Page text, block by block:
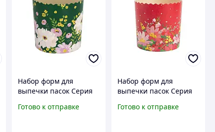
Набор форм для
выпечки пасок Серия
(5шт/уп) ТМ УКРАСА
Готово к отправке
Набор форм для
выпечки пасок Серия
(5шт/уп) ТМ УКРАСА
Готово к отправке